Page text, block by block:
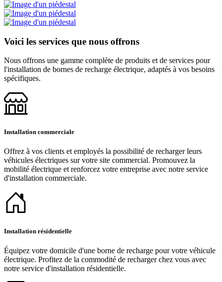
Voici les services que nous offrons
Nous offrons une gamme complète de produits et de services pour
l'installation de bornes de recharge électrique, adaptés à vos besoins
spécifiques.
Installation commerciale
Offrez à vos clients et employés la possibilité de recharger leurs
véhicules électriques sur votre site commercial. Promouvez la
mobilité électrique et renforcez votre entreprise avec notre service
d'installation commerciale.
Installation résidentielle
Équipez votre domicile d'une borne de recharge pour votre véhicule
électrique. Profitez de la commodité de recharger chez vous avec
notre service d'installation résidentielle.